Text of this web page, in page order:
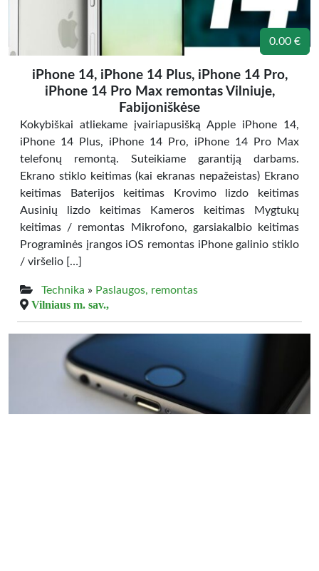
0.00 €
iPhone 14, iPhone 14 Plus, iPhone 14 Pro,
iPhone 14 Pro Max remontas Vilniuje,
Fabijoniškėse
Kokybiškai atliekame įvairiapusišką Apple iPhone 14,
iPhone 14 Plus, iPhone 14 Pro, iPhone 14 Pro Max
telefonų remontą. Suteikiame garantiją darbams.
Ekrano stiklo keitimas (kai ekranas nepažeistas) Ekrano
keitimas Baterijos keitimas Krovimo lizdo keitimas
Ausinių lizdo keitimas Kameros keitimas Mygtukų
keitimas / remontas Mikrofono, garsiakalbio keitimas
Programinės įrangos iOS remontas iPhone galinio stiklo
/ viršelio […]
Technika » Paslaugos, remontas
Vilniaus m. sav.,